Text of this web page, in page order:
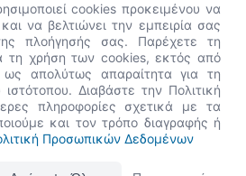
με τις νεότερες εκδόσεις, Google Chrome, Mozilla Firefox,
Καλώς ήρθες! Είμαι η Νόησις.
μου πώς μπορώ να σε βοηθήσω
cookies προκειμένου να
να βελτιώνει την εμπειρία σας
πλοήγησής σας. Παρέχετε τη
τη χρήση των cookies, εκτός από
ως απολύτως απαραίτητα για τη
ιστότοπου. Διαβάστε την Πολιτική
πληροφορίες σχετικά με τα
και τον τρόπο διαγραφής ή
Προσωπικών Δεδομένων